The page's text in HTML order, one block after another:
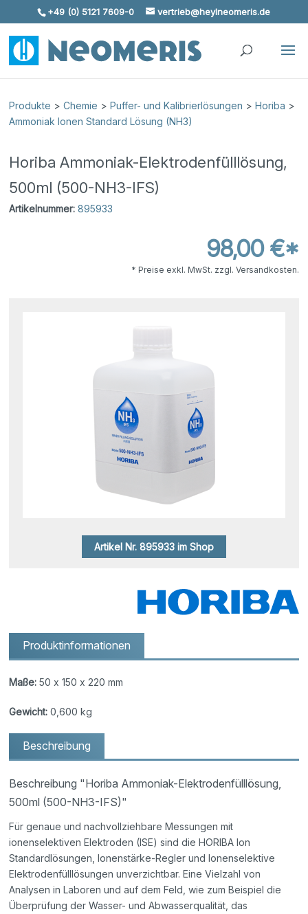
Skip To Content
+49 (0) 5121 7609-0 vertrieb@heylneomeris.de
Produkte >Chemie >Puffer- und Kalibrierlösungen >Horiba >
Ammoniak Ionen Standard Lösung (NH3)
Horiba Ammoniak-Elektrodenfülllösung,
500ml (500-NH3-IFS)
Artikelnummer: 895933
98,00 €*
* Preise exkl. MwSt. zzgl. Versandkosten.
Artikel Nr. 895933 im Shop
Produktinformationen
Maße: 50 x 150 x 220 mm
Gewicht: 0,600 kg
Beschreibung
Beschreibung "Horiba Ammoniak-Elektrodenfülllösung,
500ml (500-NH3-IFS)"
Für genaue und nachvollziehbare Messungen mit
ionenselektiven Elektroden (ISE) sind die HORIBA Ion
Standardlösungen, Ionenstärke-Regler und Ionenselektive
Elektrodenfülllösungen unverzichtbar. Eine Vielzahl von
Analysen in Laboren und auf dem Feld, wie zum Beispiel die
Überprüfung der Wasser- und Abwasserqualität, das